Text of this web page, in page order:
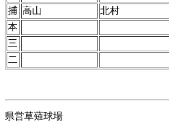
捕 高山
北村
本
三
二
県営草薙球場